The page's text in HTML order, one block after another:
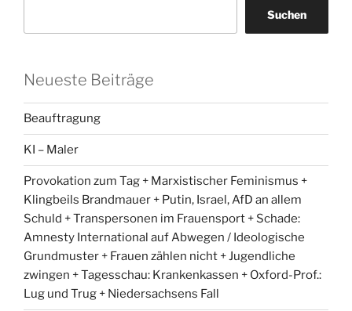
Suchen
Neueste Beiträge
Beauftragung
KI – Maler
Provokation zum Tag + Marxistischer Feminismus +
Klingbeils Brandmauer + Putin, Israel, AfD an allem
Schuld + Transpersonen im Frauensport + Schade:
Amnesty International auf Abwegen / Ideologische
Grundmuster + Frauen zählen nicht + Jugendliche
zwingen + Tagesschau: Krankenkassen + Oxford-Prof.:
Lug und Trug + Niedersachsens Fall